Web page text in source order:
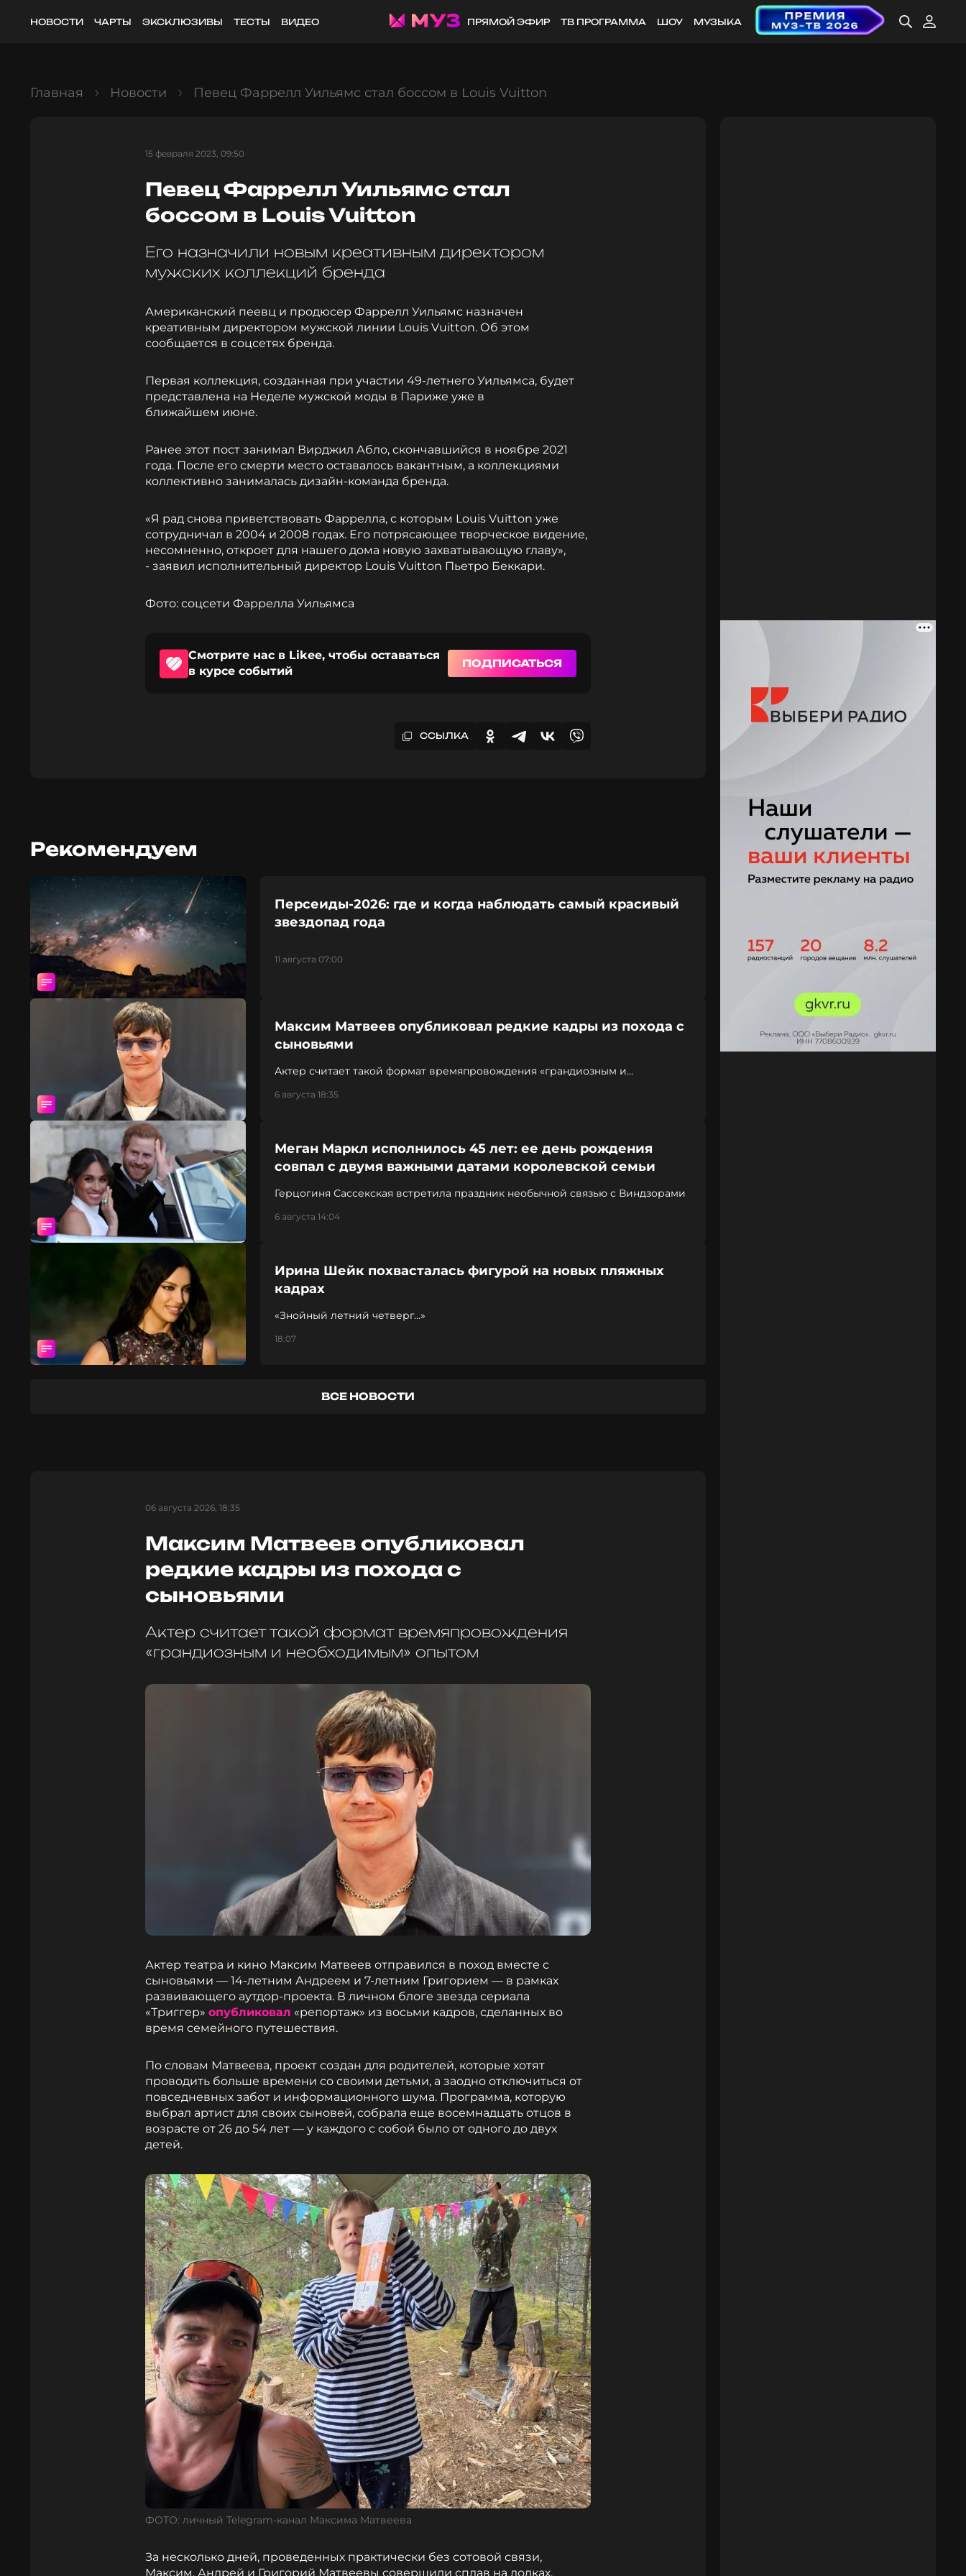
НОВОСТИ ЧАРТЫ ЭКСКЛЮЗИВЫ ТЕСТЫ ВИДЕО ПРЯМОЙ ЭФИР ТВ ПРОГРАММА ШОУ МУЗЫКА
Главная Новости Певец Фаррелл Уильямс стал боссом в Louis Vuitton
15 февраля 2023, 09:50
Певец Фаррелл Уильямс стал
боссом в Louis Vuitton
Его назначили новым креативным директором
мужских коллекций бренда
Американский пеевц и продюсер Фаррелл Уильямс назначен
креативным директором мужской линии Louis Vuitton. Об этом
сообщается в соцсетях бренда.
Первая коллекция, созданная при участии 49-летнего Уильямса, будет
представлена на Неделе мужской моды в Париже уже в
ближайшем июне.
Ранее этот пост занимал Вирджил Абло, скончавшийся в ноябре 2021
года. После его смерти место оставалось вакантным, а коллекциями
коллективно занималась дизайн-команда бренда.
«Я рад снова приветствовать Фаррелла, с которым Louis Vuitton уже
сотрудничал в 2004 и 2008 годах. Его потрясающее творческое видение,
несомненно, откроет для нашего дома новую захватывающую главу»,
- заявил исполнительный директор Louis Vuitton Пьетро Беккари.
Фото: соцсети Фаррелла Уильямса
Смотрите нас в Likee, чтобы оставаться
в курсе событий
ПОДПИСАТЬСЯ
ССЫЛКА
Рекомендуем
Персеиды-2026: где и когда наблюдать самый красивый
звездопад года
11 августа 07:00
Максим Матвеев опубликовал редкие кадры из похода с
сыновьями
Актер считает такой формат времяпровождения «грандиозным и
6 августа 18:35
Меган Маркл исполнилось 45 лет: ее день рождения
совпал с двумя важными датами королевской семьи
Герцогиня Сассекская встретила праздник необычной связью с Виндзорами
6 августа 14:04
Ирина Шейк похвасталась фигурой на новых пляжных
кадрах
«Знойный летний четверг…»
18:07
ВСЕ НОВОСТИ
06 августа 2026, 18:35
Максим Матвеев опубликовал
редкие кадры из похода с
сыновьями
Актер считает такой формат времяпровождения
«грандиозным и необходимым» опытом
Актер театра и кино Максим Матвеев отправился в поход вместе с
сыновьями — 14-летним Андреем и 7-летним Григорием — в рамках
развивающего аутдор-проекта. В личном блоге звезда сериала
«Триггер» опубликовал «репортаж» из восьми кадров, сделанных во
время семейного путешествия.
По словам Матвеева, проект создан для родителей, которые хотят
проводить больше времени со своими детьми, а заодно отключиться от
повседневных забот и информационного шума. Программа, которую
выбрал артист для своих сыновей, собрала еще восемнадцать отцов в
возрасте от 26 до 54 лет — у каждого с собой было от одного до двух
детей.
ФОТО: личный Telegram-канал Максима Матвеева
За несколько дней, проведенных практически без сотовой связи,
Максим, Андрей и Григорий Матвеевы совершили сплав на лодках,